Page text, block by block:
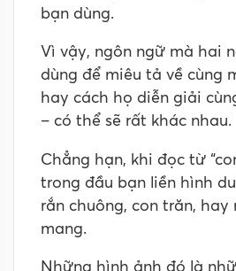
bạn dùng.
Vì vậy, ngôn ngữ mà hai
dùng để miêu tả về cùng
hay cách họ diễn giải
– có thể sẽ rất khác nhau.
Chẳng hạn, khi đọc từ
trong đầu bạn liền hình
rắn chuông, con trăn, hay
mang.
Những hình ảnh đó là